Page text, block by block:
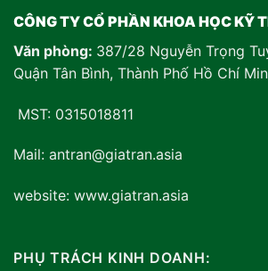
CÔNG TY CỔ PHẦN KHOA HỌC KỸ
Văn phòng: 387/28 Nguyễn Trọng
Quận Tân Bình, Thành Phố Hồ Chí
MST: 0315018811
Mail: antran@giatran.asia
website: www.giatran.asia
PHỤ TRÁCH KINH DOANH: